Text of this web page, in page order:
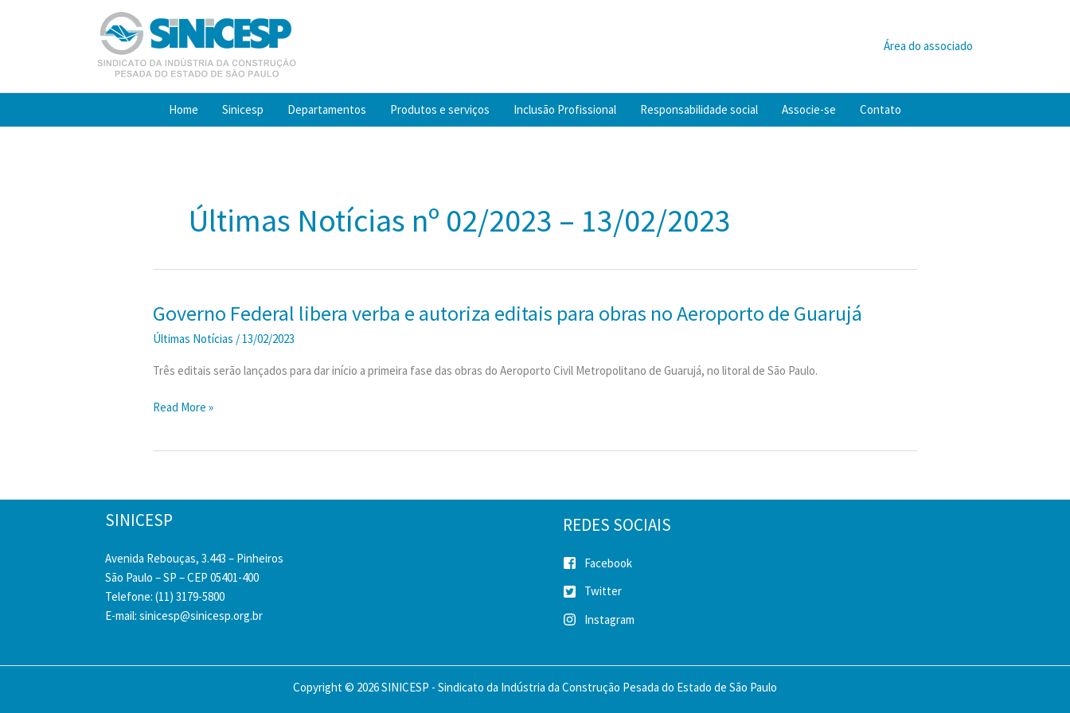
Área do associado
Home Sinicesp Departamentos Produtos e serviços Inclusão Profissional Responsabilidade social Associe-se Contato
Últimas Notícias nº 02/2023 – 13/02/2023
Governo Federal libera verba e autoriza editais para obras no Aeroporto de Guarujá
Últimas Notícias / 13/02/2023
Três editais serão lançados para dar início a primeira fase das obras do Aeroporto Civil Metropolitano de Guarujá, no litoral de São Paulo.
Governo
autoriza
editais
obras
no
Aeroporto
de
Read More »
SINICESP
Avenida Rebouças, 3.443 – Pinheiros
São Paulo – SP – CEP 05401-400
Telefone: (11) 3179-5800
E-mail: sinicesp@sinicesp.org.br
REDES SOCIAIS
Facebook
Twitter
Instagram
Copyright © 2026 SINICESP - Sindicato da Indústria da Construção Pesada do Estado de São Paulo